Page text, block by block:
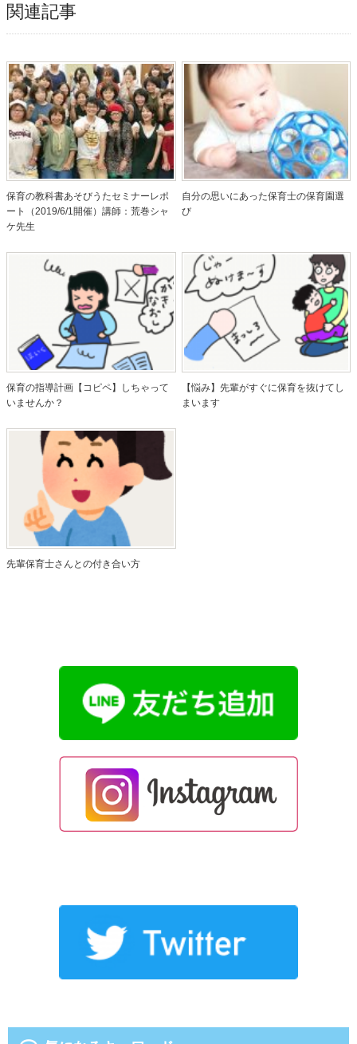
関連記事
保育の教科書あそびうたセミナーレポ
ート（2019/6/1開催）講師：荒巻シャ
ケ先生
自分の思いにあった保育士の保育園選
び
保育の指導計画【コピペ】しちゃって
いませんか？
【悩み】先輩がすぐに保育を抜けてし
まいます
先輩保育士さんとの付き合い方